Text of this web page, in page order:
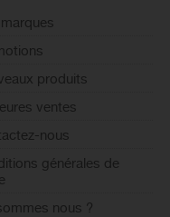
produits
ventes
nous
générales de
nous ?